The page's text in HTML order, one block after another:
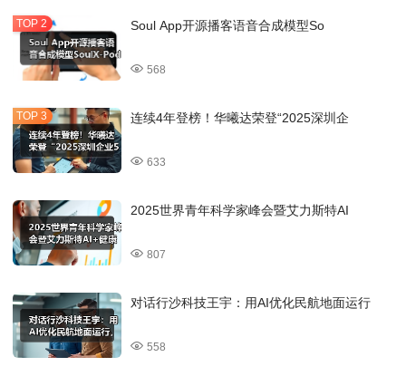
Soul App开源播客语音合成模型So
568
连续4年登榜！华曦达荣登“2025深圳企
633
2025世界青年科学家峰会暨艾力斯特AI
807
对话行沙科技王宇：用AI优化民航地面运行
558